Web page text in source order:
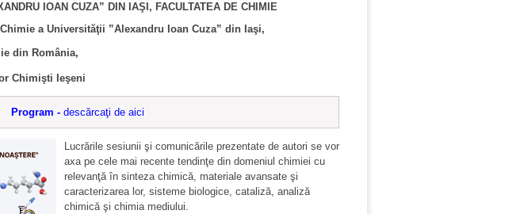
IOAN CUZA” DIN IAŞI, FACULTATEA DE CHIMIE
a Universităţii ”Alexandru Ioan Cuza” din Iaşi,
din România,
Ieşeni
Program -descărcaţi de aici
Lucrările sesiunii şi comunicările prezentate de autori se vor
axa pe cele mai recente tendinţe din domeniul chimiei cu
relevanţă în sinteza chimică, materiale avansate şi
caracterizarea lor, sisteme biologice, cataliză, analiză
chimică şi chimia mediului.